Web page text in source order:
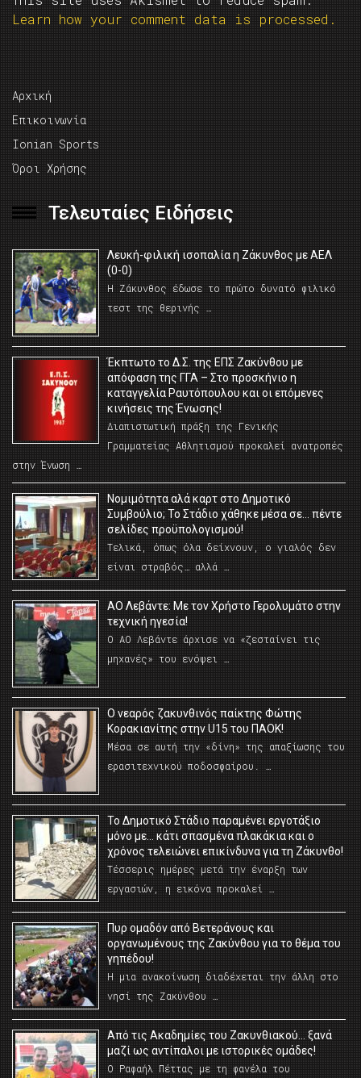
Learn how your comment data is processed.
Αρχική
Επικοινωνία
Ionian Sports
Όροι Χρήσης
Τελευταίες Ειδήσεις
Λευκή-φιλική ισοπαλία η Ζάκυνθος με ΑΕΛ
(0-0)
Η Ζάκυνθος έδωσε το πρώτο δυνατό φιλικό
τεστ της θερινής …
Έκπτωτο το Δ.Σ. της ΕΠΣ Ζακύνθου με
απόφαση της ΓΓΑ – Στο προσκήνιο η
καταγγελία Ραυτόπουλου και οι επόμενες
κινήσεις της Ένωσης!
Διαπιστωτική πράξη της Γενικής
Γραμματείας Αθλητισμού προκαλεί ανατροπές
στην Ένωση …
Νομιμότητα αλά καρτ στο Δημοτικό
Συμβούλιο; Το Στάδιο χάθηκε μέσα σε… πέντε
σελίδες προϋπολογισμού!
Τελικά, όπως όλα δείχνουν, ο γιαλός δεν
είναι στραβός… αλλά …
ΑΟ Λεβάντε: Με τον Χρήστο Γερολυμάτο στην
τεχνική ηγεσία!
Ο ΑΟ Λεβάντε άρχισε να «ζεσταίνει τις
μηχανές» του ενόψει …
O νεαρός ζακυνθινός παίκτης Φώτης
Κορακιανίτης στην U15 του ΠΑΟΚ!
Μέσα σε αυτή την «δίνη» της απαξίωσης του
ερασιτεχνικού ποδοσφαίρου. …
Το Δημοτικό Στάδιο παραμένει εργοτάξιο
μόνο με… κάτι σπασμένα πλακάκια και ο
χρόνος τελειώνει επικίνδυνα για τη Ζάκυνθο!
Τέσσερις ημέρες μετά την έναρξη των
εργασιών, η εικόνα προκαλεί …
Πυρ ομαδόν από Βετεράνους και
οργανωμένους της Ζακύνθου για το θέμα του
γηπέδου!
Η μια ανακοίνωση διαδέχεται την άλλη στο
νησί της Ζακύνθου …
Από τις Ακαδημίες του Ζακυνθιακού… ξανά
μαζί ως αντίπαλοι με ιστορικές ομάδες!
Ο Ραφαήλ Πέττας με τη φανέλα του